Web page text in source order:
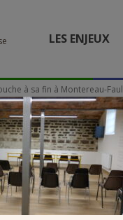
LES ENJEUX
à sa fin à Montereau-